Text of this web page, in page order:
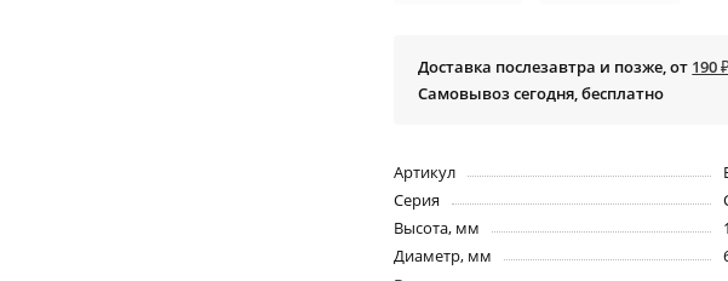
Доставка послезавтра и позже, от 190
Самовывоз сегодня, бесплатно
Артикул
Серия
Высота, мм
Диаметр, мм